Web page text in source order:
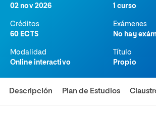
02 nov 2026
1 curso
Créditos
60 ECTS
Exámenes
No hay
Modalidad
Online interactivo
Título
Propio
Descripción Plan de Estudios